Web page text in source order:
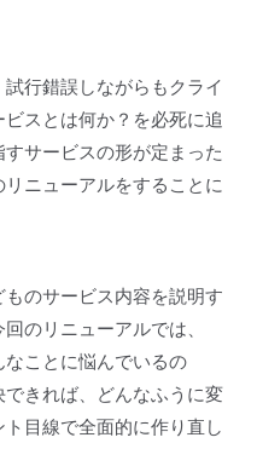
行錯誤しながらもクライ
スとは何か？を必死に追
サービスの形が定まった
ニューアルをすることに
のサービス内容を説明す
のリニューアルでは、
なことに悩んでいるの
きれば、どんなふうに変
目線で全面的に作り直し